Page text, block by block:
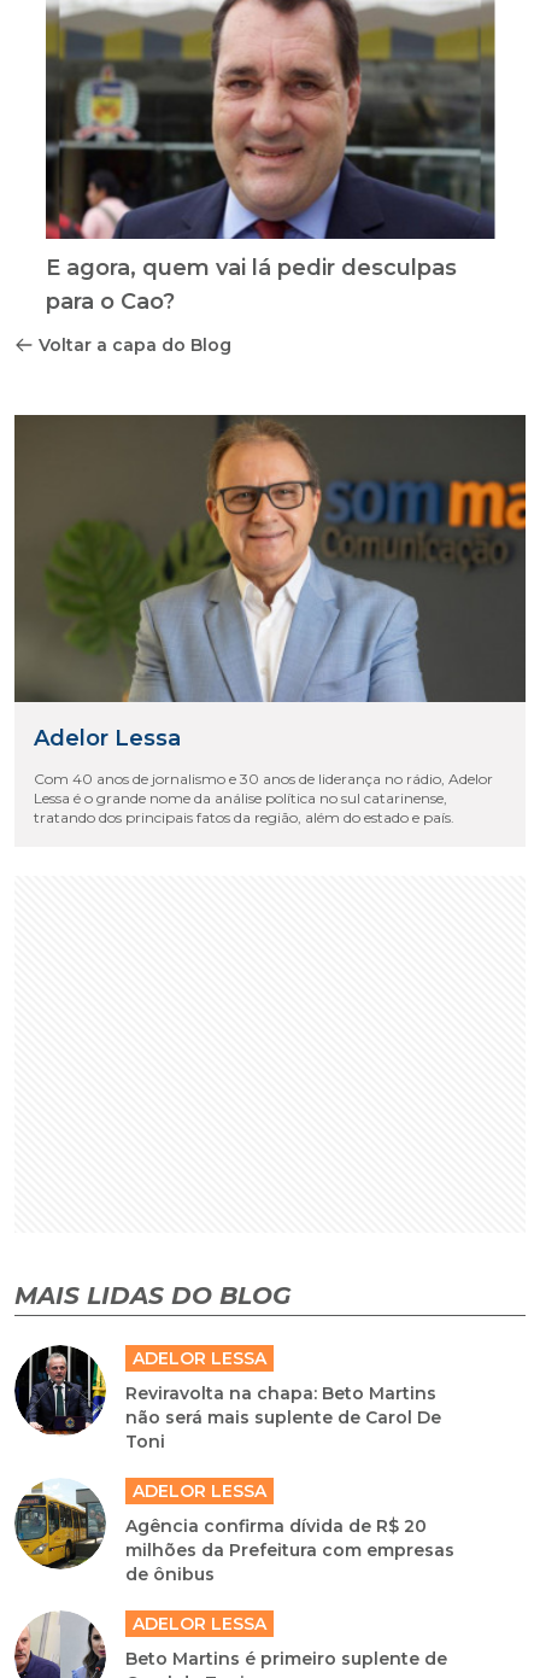
E agora, quem vai lá pedir desculpas
para o Cao?
Voltar a capa do Blog
Adelor Lessa
Com 40 anos de jornalismo e 30 anos de liderança no rádio, Adelor
Lessa é o grande nome da análise política no sul catarinense,
tratando dos principais fatos da região, além do estado e país.
MAIS LIDAS DO BLOG
ADELOR LESSA
Reviravolta na chapa: Beto Martins
não será mais suplente de Carol De
Toni
ADELOR LESSA
Agência confirma dívida de R$ 20
milhões da Prefeitura com empresas
de ônibus
ADELOR LESSA
Beto Martins é primeiro suplente de